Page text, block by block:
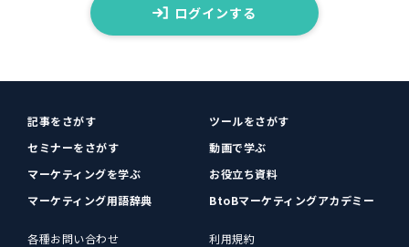
ログインする
記事をさがす
ツールをさがす
セミナーをさがす
動画で学ぶ
マーケティングを学ぶ
お役立ち資料
マーケティング用語辞典
BtoBマーケティングアカデミー
各種お問い合わせ
利用規約